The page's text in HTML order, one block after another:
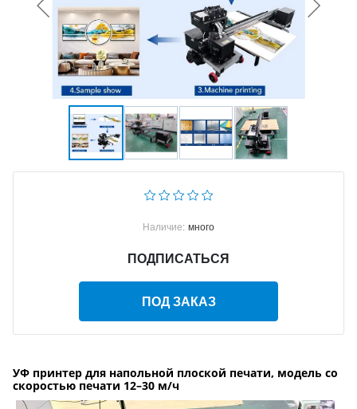
Наличие: много
ПОДПИСАТЬСЯ
ПОД ЗАКАЗ
УФ принтер для напольной плоской печати, модель со
скоростью печати 12–30 м/ч